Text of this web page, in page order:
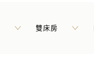
雙床房